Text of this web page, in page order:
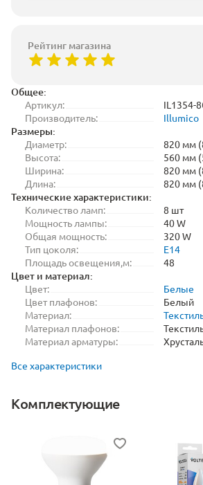
Общее:
Артикул:
IL1354-
Производитель:
Illumico
Размеры:
Диаметр:
820 мм
Высота:
560 мм
Ширина:
820 мм
Длина:
820 мм
Технические характеристики:
Количество ламп:
8 шт
Мощность лампы:
40 W
Общая мощность:
320 W
Тип цоколя:
E14
Площадь освещения,м:
48
Цвет и материал:
Цвет:
Белые
Цвет плафонов:
Белый
Материал:
Материал плафонов:
Материал арматуры:
Все характеристики
Комплектующие
Рейтинг магазина